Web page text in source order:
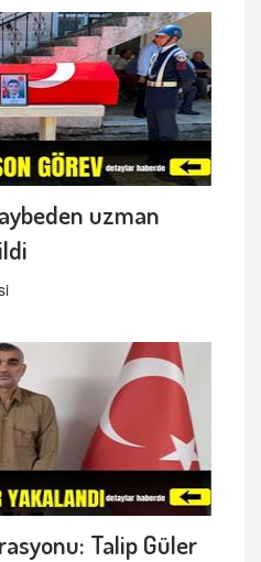
uzman
Talip Güler